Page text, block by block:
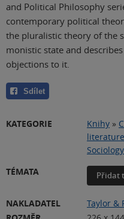
and Political Philosophy
contemporary political
the pluralistic theory of the
monistic state and
objections to it.
Sdílet
KATEGORIE Knihy »
literature
TÉMATA
Přidat
NAKLADATEL
Taylor &